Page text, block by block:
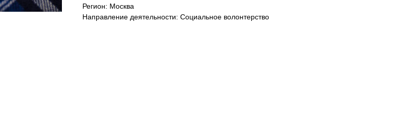
Регион: Москва
Направление деятельности: Социальное волонтерство